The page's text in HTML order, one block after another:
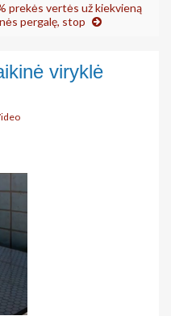
prekės vertės už kiekvieną
pergalę, stop
viryklė